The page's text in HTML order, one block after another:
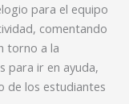
para el equipo
comentando
torno a la
para ir en ayuda,
de los estudiantes